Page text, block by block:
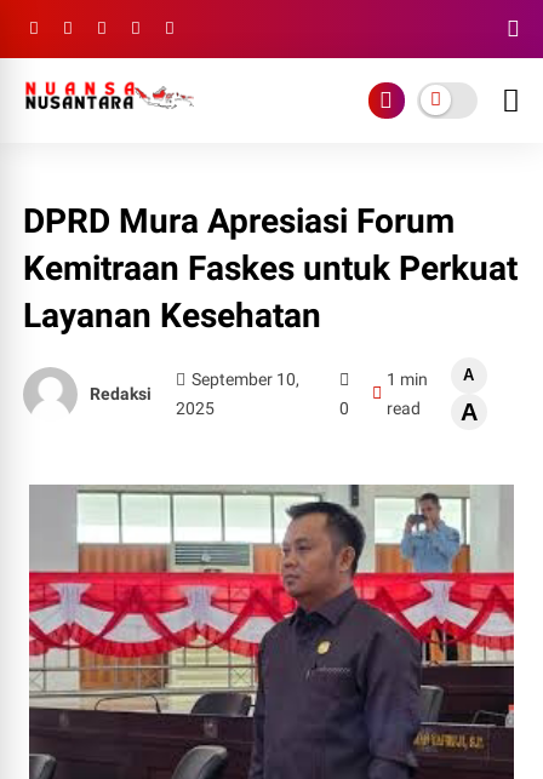
DPRD Mura Apresiasi Forum
Kemitraan Faskes untuk Perkuat
Layanan Kesehatan
Redaksi
September 10,
2025
0
1 min
read
A
A